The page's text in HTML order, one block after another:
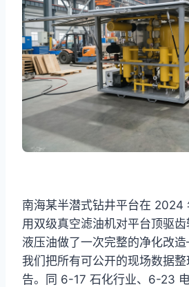
南海某半潜式钻井平台在 2024
用双级真空滤油机对平台顶驱
液压油做了一次完整的净化改
我们把所有可公开的现场数据
告。同 6-17 石化行业、6-23